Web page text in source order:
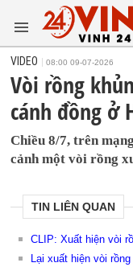
VIDEO 08:00 09-07-2026
Vòi rồng
cánh đồng ở
Chiều 8/7, trên
cảnh một vòi rồng
TIN LIÊN QUAN
CLIP: Xuất hiện vòi
Lại xuất hiện vòi